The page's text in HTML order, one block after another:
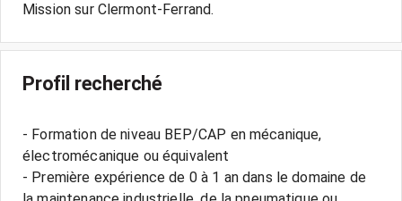
Mission sur Clermont-Ferrand.
Profil recherché
- Formation de niveau BEP/CAP en mécanique,
électromécanique ou équivalent
- Première expérience de 0 à 1 an dans le domaine de